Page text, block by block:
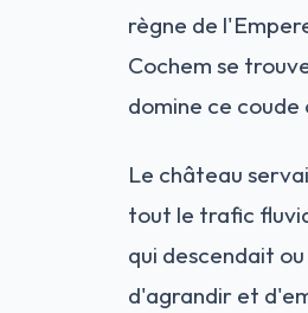
règne de
Cochem se
domine ce
Le château
tout le trafic
qui descendait
d'agrandir et